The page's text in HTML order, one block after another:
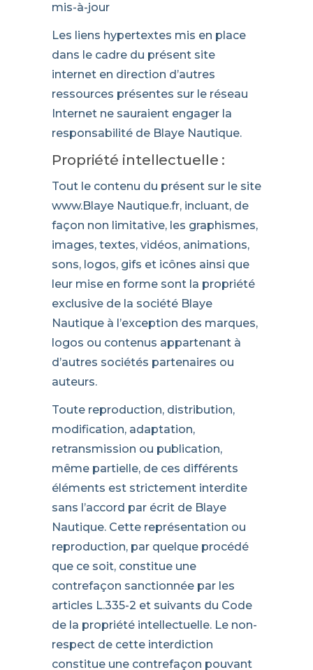
mis-à-jour
Les liens hypertextes mis en place
dans le cadre du présent site
internet en direction d’autres
ressources présentes sur le réseau
Internet ne sauraient engager la
responsabilité de Blaye Nautique.
Propriété intellectuelle :
Tout le contenu du présent sur le site
www.Blaye Nautique.fr, incluant, de
façon non limitative, les graphismes,
images, textes, vidéos, animations,
sons, logos, gifs et icônes ainsi que
leur mise en forme sont la propriété
exclusive de la société Blaye
Nautique à l’exception des marques,
logos ou contenus appartenant à
d’autres sociétés partenaires ou
auteurs.
Toute reproduction, distribution,
modification, adaptation,
retransmission ou publication,
même partielle, de ces différents
éléments est strictement interdite
sans l’accord par écrit de Blaye
Nautique. Cette représentation ou
reproduction, par quelque procédé
que ce soit, constitue une
contrefaçon sanctionnée par les
articles L.335-2 et suivants du Code
de la propriété intellectuelle. Le non-
respect de cette interdiction
constitue une contrefaçon pouvant